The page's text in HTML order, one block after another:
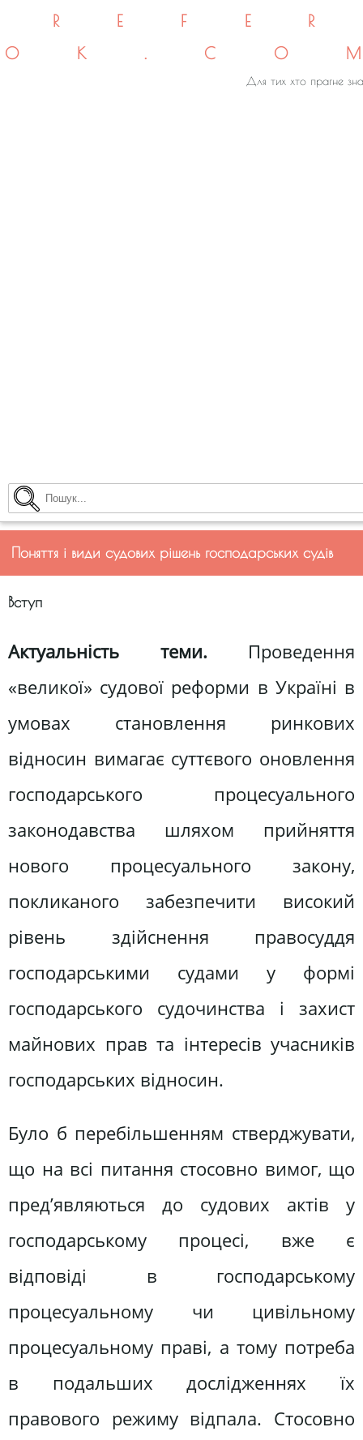
Для тих хто прагне
Поняття і види судових рішень господарських судів
Вступ
Актуальність теми. Проведення
«великої» судової реформи в Україні в
умовах становлення ринкових
відносин вимагає суттєвого оновлення
господарського процесуального
законодавства шляхом прийняття
нового процесуального закону,
покликаного забезпечити високий
рівень здійснення правосуддя
господарськими судами у формі
господарського судочинства і захист
майнових прав та інтересів учасників
господарських відносин.
Було б перебільшенням стверджувати,
що на всі питання стосовно вимог, що
пред’являються до судових актів у
господарському процесі, вже є
відповіді в господарському
процесуальному чи цивільному
процесуальному праві, а тому потреба
в подальших дослідженнях їх
правового режиму відпала. Стосовно